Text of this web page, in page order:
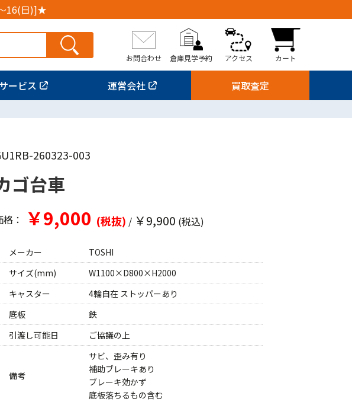
16(日)]★
お問合わせ 倉庫見学予約 アクセス カート
ービス 運営会社 買取査定
260323-003
ゴ台車
格： ￥9,000 (税抜) / ￥9,900 (税込)
メーカー
TOSHI
サイズ(mm)
W1100×D800×H2000
キャスター
4輪自在 ストッパーあり
底板
鉄
引渡し可能日
ご協議の上
備考
サビ、歪み有り
補助ブレーキあり
ブレーキ効かず
底板落ちるもの含む